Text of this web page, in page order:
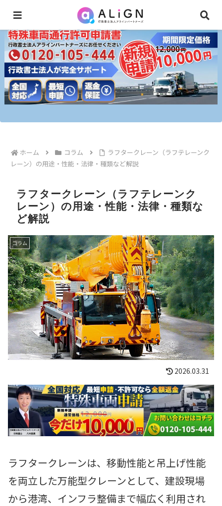
ホーム コラム
ラフタークレーン（ラフテレーンク
レーン）の用途・性能・法律・種類など解説
ラフタークレーン（ラフテレーンク
レーン）の用途・性能・法律・種類な
ど解説
コラム
2026.03.31
ラフタークレーンは、移動性能と吊上げ性能
を両立した万能型クレーンとして、建設現場
から港湾、インフラ整備まで幅広く利用され